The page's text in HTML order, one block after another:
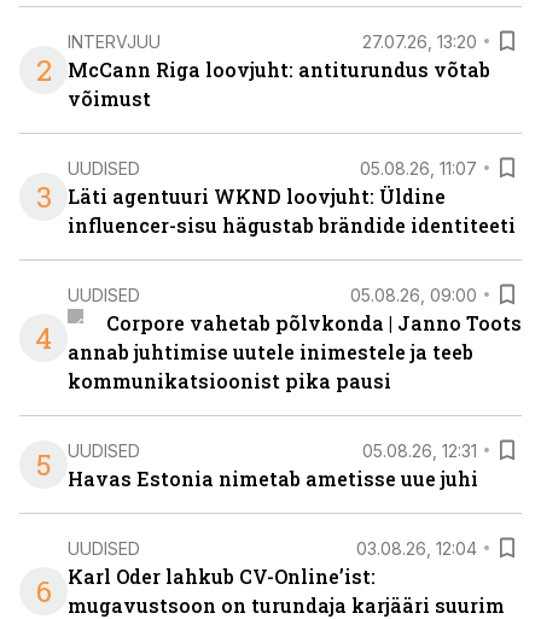
2
INTERVJUU 27.07.26, 13:20
McCann Riga loovjuht: antiturundus võtab
võimust
3
UUDISED 05.08.26, 11:07
Läti agentuuri WKND loovjuht: Üldine
influencer-sisu hägustab brändide identiteeti
4
UUDISED 05.08.26, 09:00
Corpore vahetab põlvkonda | Janno Toots
annab juhtimise uutele inimestele ja teeb
kommunikatsioonist pika pausi
5 UUDISED 05.08.26, 12:31
Havas Estonia nimetab ametisse uue juhi
6
UUDISED 03.08.26, 12:04
Karl Oder lahkub CV-Online’ist:
mugavustsoon on turundaja karjääri suurim